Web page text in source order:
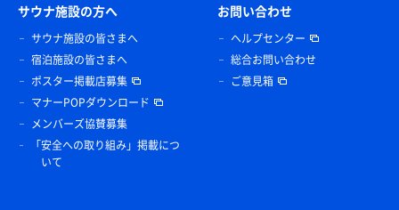
サウナ施設の方へ
サウナ施設の皆さまへ
宿泊施設の皆さまへ
ポスター掲載店募集
マナーPOPダウンロード
メンバーズ協賛募集
「安全への取り組み」掲載につ
いて
お問い合わせ
ヘルプセンター
総合お問い合わせ
ご意見箱